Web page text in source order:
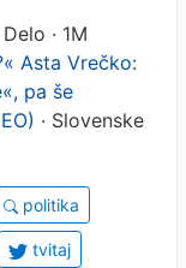
Delo · 1M
Asta Vrečko:
pa še
· Slovenske
politika
tvitaj